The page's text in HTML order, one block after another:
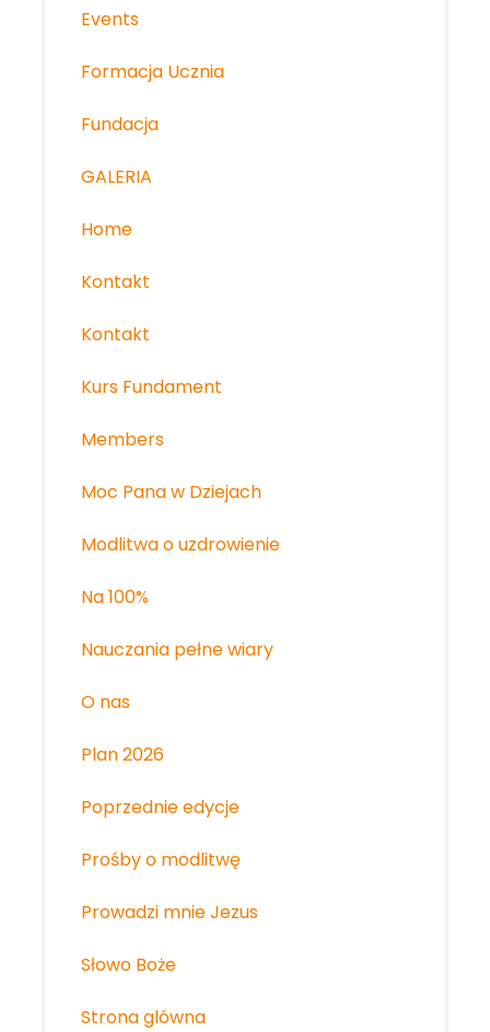
Events
Formacja Ucznia
Fundacja
GALERIA
Home
Kontakt
Kontakt
Kurs Fundament
Members
Moc Pana w Dziejach
Modlitwa o uzdrowienie
Na 100%
Nauczania pełne wiary
O nas
Plan 2026
Poprzednie edycje
Prośby o modlitwę
Prowadzi mnie Jezus
Słowo Boże
Strona glówna